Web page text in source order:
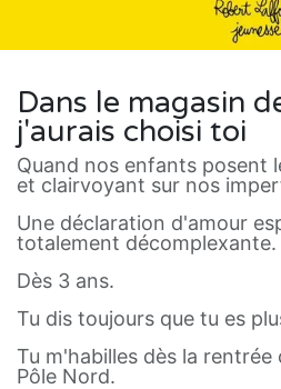
Dans le magasin
j'aurais choisi toi
Quand nos enfants posent
et clairvoyant sur nos
Une déclaration d'amour
totalement décomplexante.
Dès 3 ans.
Tu dis toujours que tu es
Tu m'habilles dès la
Pôle Nord.